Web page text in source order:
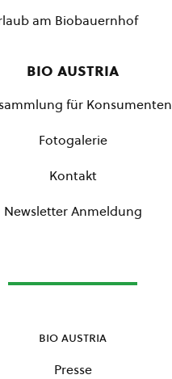
am Biobauernhof
bio austria
für Konsumenten
Fotogalerie
Kontakt
Newsletter Anmeldung
bio austria
Presse